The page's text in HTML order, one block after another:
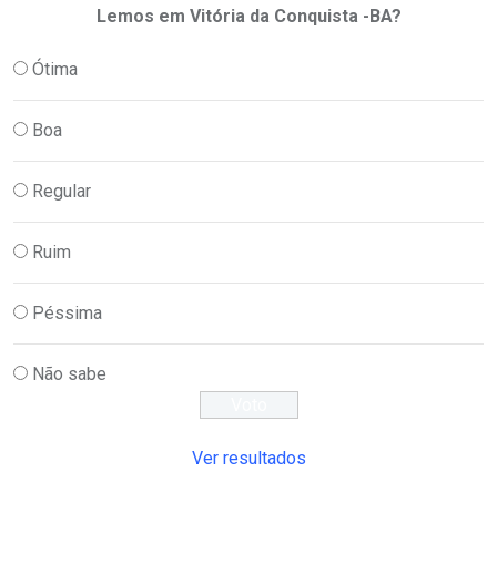
Lemos em Vitória da Conquista -BA?
Ótima
Boa
Regular
Ruim
Péssima
Não sabe
Ver resultados